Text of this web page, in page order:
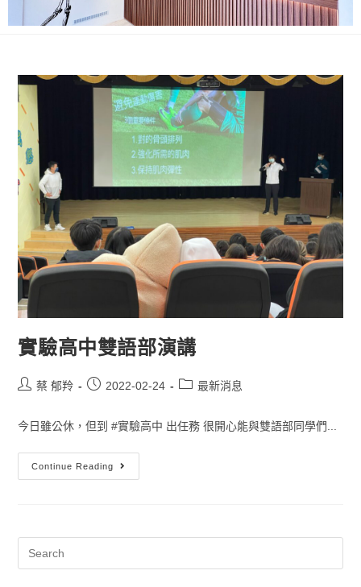
實驗高中雙語部演講
蔡 郁羚 2022-02-24 最新消息
今日雖公休，但到 #實驗高中 出任務 很開心能與雙語部同學們...
Continue Reading